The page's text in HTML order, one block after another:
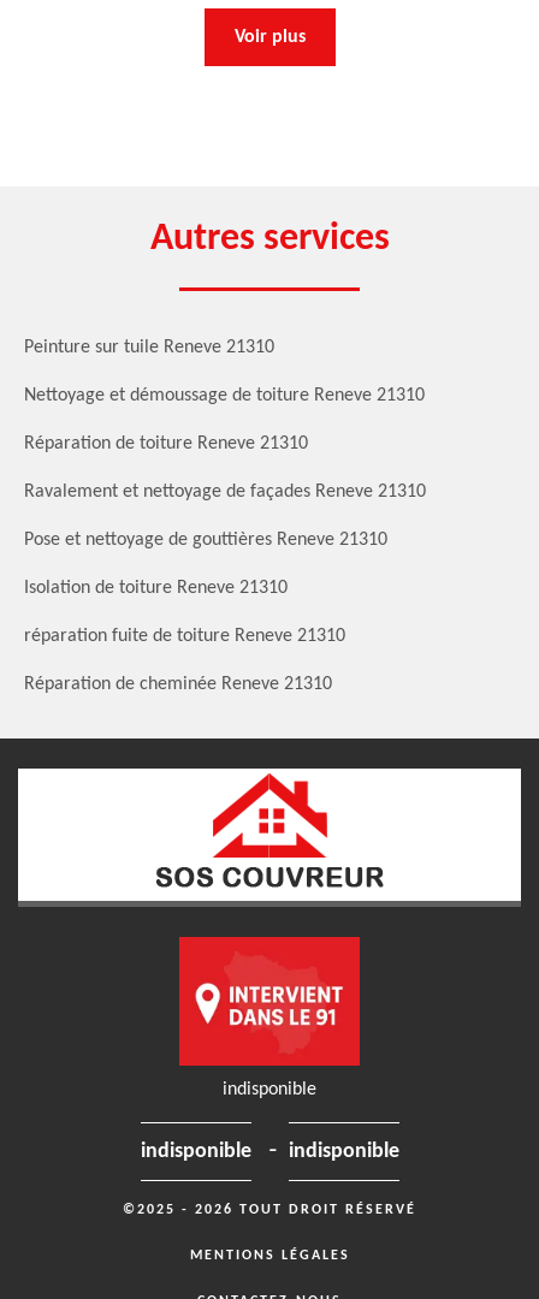
Voir plus
Autres services
Peinture sur tuile Reneve 21310
Nettoyage et démoussage de toiture Reneve 21310
Réparation de toiture Reneve 21310
Ravalement et nettoyage de façades Reneve 21310
Pose et nettoyage de gouttières Reneve 21310
Isolation de toiture Reneve 21310
réparation fuite de toiture Reneve 21310
Réparation de cheminée Reneve 21310
indisponible
indisponible - indisponible
©2025 - 2026 TOUT DROIT RÉSERVÉ
MENTIONS LÉGALES